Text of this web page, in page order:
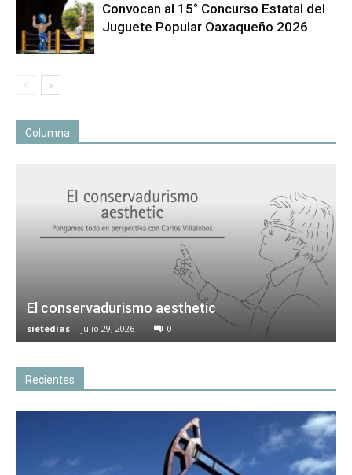
Convocan al 15° Concurso Estatal del
Juguete Popular Oaxaqueño 2026
Columna
El conservadurismo aesthetic
sietedias - julio 29, 2026 0
Recientes